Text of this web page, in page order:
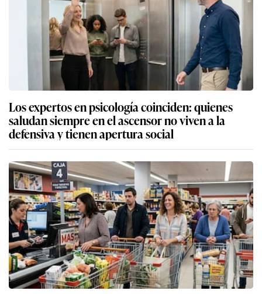
Los expertos en psicología coinciden: quienes
saludan siempre en el ascensor no viven a la
defensiva y tienen apertura social